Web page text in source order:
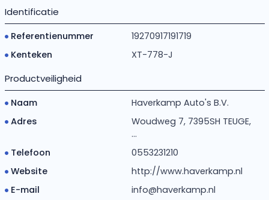
Identificatie
Referentienummer
19270917191719
Kenteken
XT-778-J
Productveiligheid
Naam
Haverkamp Auto's B.V.
Adres
Woudweg 7, 7395SH TEUGE,
...
Telefoon
0553231210
Website
http://www.haverkamp.nl
E-mail
info@haverkamp.nl